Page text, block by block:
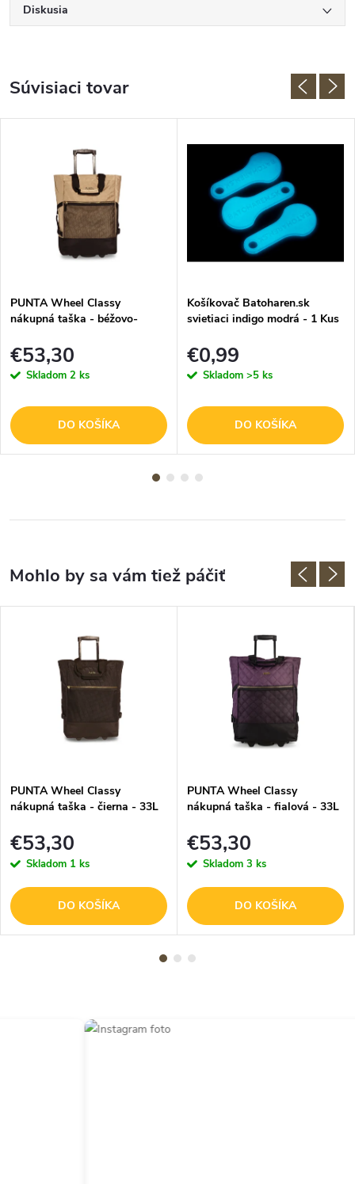
Diskusia
Súvisiaci tovar
PUNTA Wheel Classy
nákupná taška - béžovo-
€53,30
Skladom 2 ks
DO KOŠÍKA
Košíkovač Batoharen.sk
svietiaci indigo modrá - 1 Kus
€0,99
Skladom >5 ks
DO KOŠÍKA
PUNTA Wheel Classy
nákupná taška - čierna - 33L
€53,30
Skladom 1 ks
DO KOŠÍKA
PUNTA Wheel Classy
nákupná taška - fialová - 33L
€53,30
Skladom 3 ks
DO KOŠÍKA